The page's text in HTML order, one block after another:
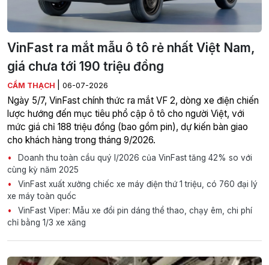
VinFast ra mắt mẫu ô tô rẻ nhất Việt Nam,
giá chưa tới 190 triệu đồng
CẨM THẠCH 06-07-2026
Ngày 5/7, VinFast chính thức ra mắt VF 2, dòng xe điện chiến
lược hướng đến mục tiêu phổ cập ô tô cho người Việt, với
mức giá chỉ 188 triệu đồng (bao gồm pin), dự kiến bàn giao
cho khách hàng trong tháng 9/2026.
Doanh thu toàn cầu quý I/2026 của VinFast tăng 42% so với
cùng kỳ năm 2025
VinFast xuất xưởng chiếc xe máy điện thứ 1 triệu, có 760 đại lý
xe máy toàn quốc
VinFast Viper: Mẫu xe đổi pin dáng thể thao, chạy êm, chi phí
chỉ bằng 1/3 xe xăng